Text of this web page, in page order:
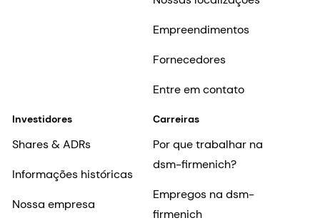
Empreendimentos
Fornecedores
Entre em contato
Investidores
Shares & ADRs
Informações históricas
Nossa empresa
Carreiras
Por que trabalhar na
dsm-firmenich?
Empregos na dsm-
firmenich